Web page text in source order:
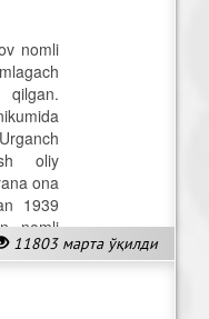
11803 марта ўқилди
nomli
qilgan.
oliy
ona
1939
nomli